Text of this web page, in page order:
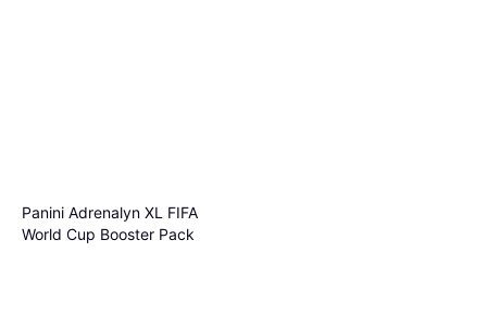
Panini Adrenalyn XL FIFA
World Cup Booster Pack